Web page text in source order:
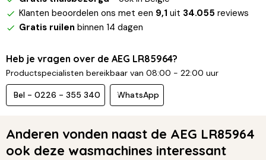
Klanten beoordelen ons met een 9,1 uit 34.055 reviews
Gratis ruilen binnen 14 dagen
Heb je vragen over de AEG LR85964?
Productspecialisten bereikbaar van 08:00 - 22:00 uur
Bel - 0226 - 355 340 WhatsApp
Anderen vonden naast de AEG LR85964
ook deze wasmachines interessant